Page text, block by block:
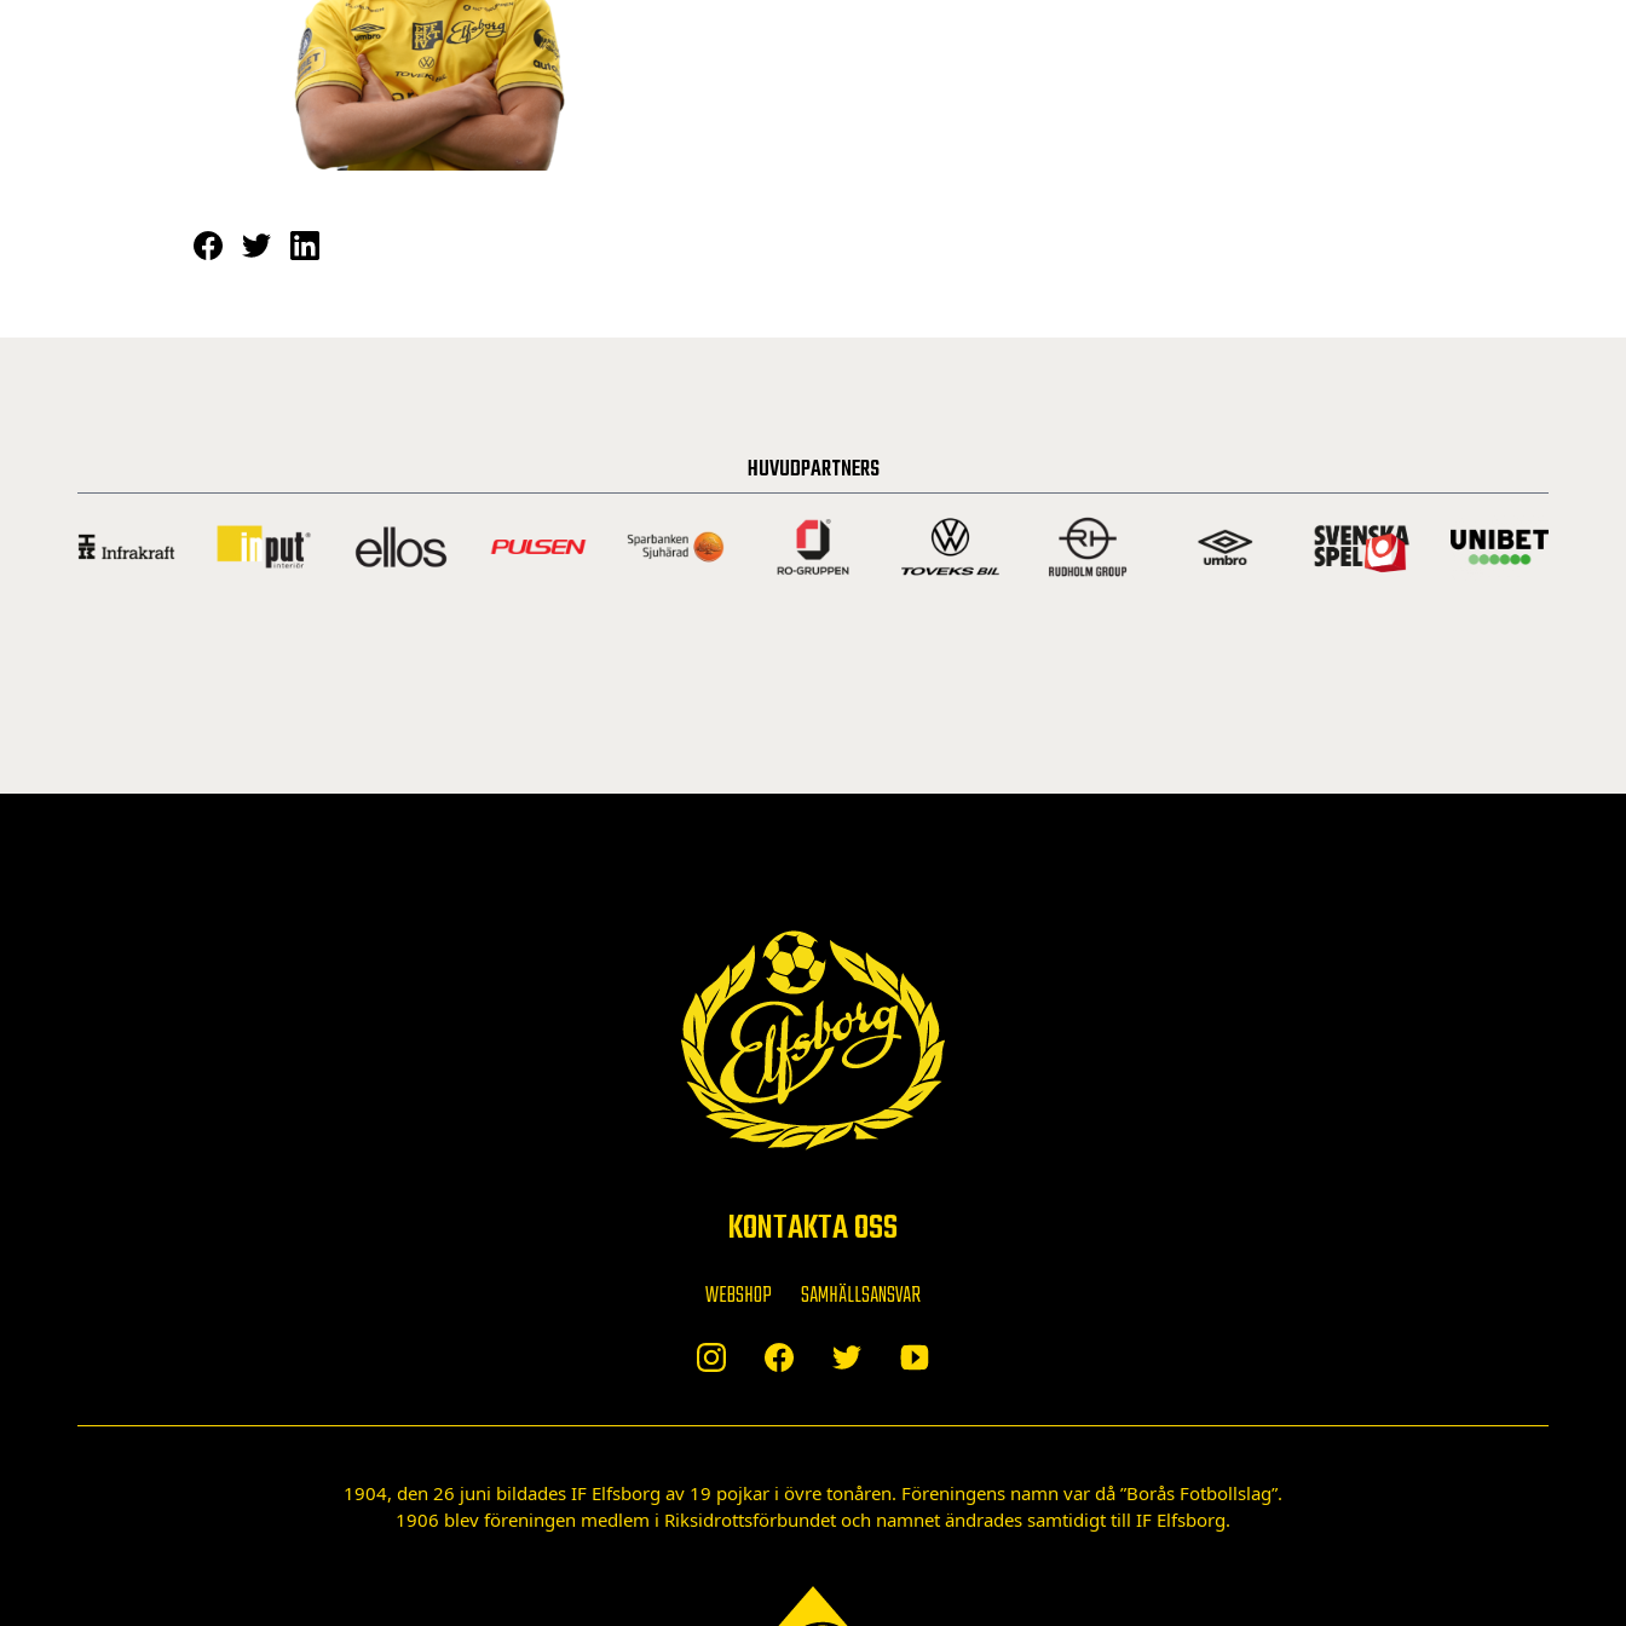
HUVUDPARTNERS
KONTAKTA OSS
WEBSHOP SAMHÄLLSANSVAR
1904, den 26 juni bildades IF Elfsborg av 19 pojkar i övre tonåren. Föreningens namn var då ”Borås Fotbollslag”.
1906 blev föreningen medlem i Riksidrottsförbundet och namnet ändrades samtidigt till IF Elfsborg.